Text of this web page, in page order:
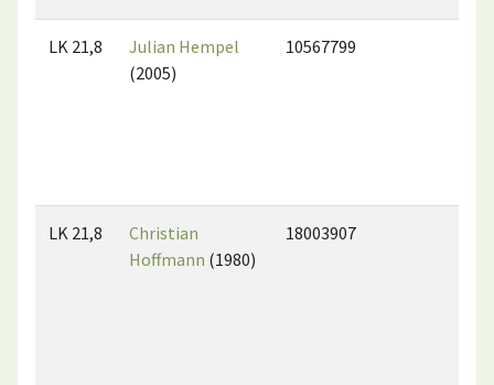
LK 21,8
Julian Hempel
(2005)
10567799
LK 21,8
Christian
Hoffmann (1980)
18003907